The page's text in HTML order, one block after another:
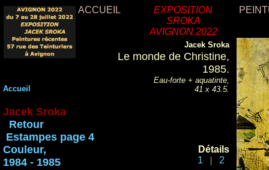
Jacek Sroka
Le monde de Christine,
1985.
Eau-forte + aquatinte,
41 x 43.5.
Détails
1 | 2
ACCUEIL
EXPOSITION
SROKA
AVIGNON 2022
Accueil
Jacek Sroka
Retour
Estampes page 4
Couleur,
1984 - 1985